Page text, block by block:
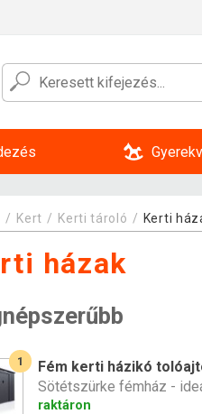
Kert Kerti tároló Kerti
házak
1
Fém kerti házikó
Sötétszürke fémház -
raktáron